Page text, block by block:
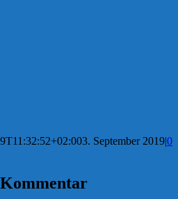
3. September 2019|0